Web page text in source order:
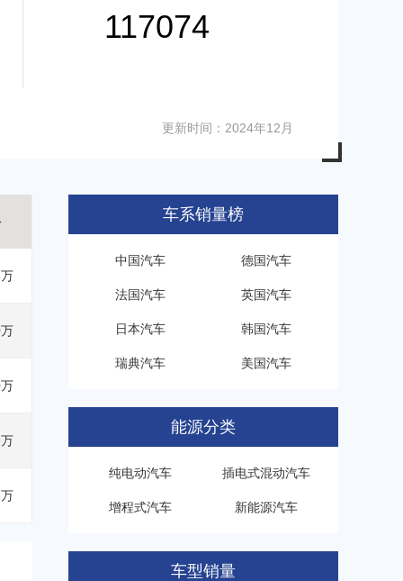
117074
更新时间：2024年12月
车系销量榜
中国汽车 德国汽车
法国汽车 英国汽车
日本汽车 韩国汽车
瑞典汽车 美国汽车
能源分类
纯电动汽车 插电式混动汽车
增程式汽车 新能源汽车
车型销量